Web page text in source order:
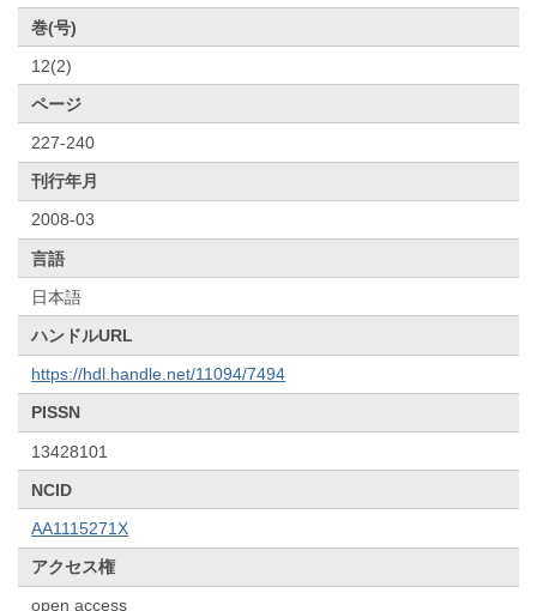
巻(号)
12(2)
ページ
227-240
刊行年月
2008-03
言語
日本語
ハンドルURL
https://hdl.handle.net/11094/7494
PISSN
13428101
NCID
AA1115271X
アクセス権
open access